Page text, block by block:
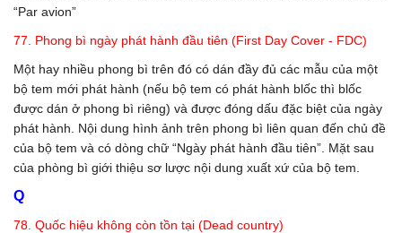
“Par avion”
77. Phong bì ngày phát hành đầu tiên (First Day Cover - FDC)
Một hay nhiều phong bì trên đó có dán đầy đủ các mẫu của một
bộ tem mới phát hành (nếu bộ tem có phát hành blốc thì blốc
được dán ở phong bì riêng) và được đóng dấu đặc biệt của ngày
phát hành. Nội dung hình ảnh trên phong bì liên quan đến chủ đề
của bộ tem và có dòng chữ “Ngày phát hành đầu tiên”. Mặt sau
của phòng bì giới thiệu sơ lược nội dung xuất xứ của bộ tem.
Q
78. Quốc hiệu không còn tồn tại (Dead country)